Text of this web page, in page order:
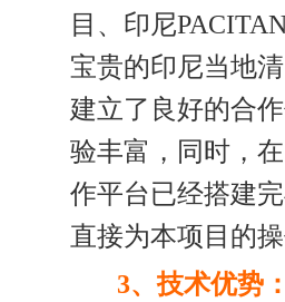
目、印尼
宝贵的印尼当地
建立了良好的合
验丰富，同时，
作平台已经搭建
直接为本项目的
3、技术优势